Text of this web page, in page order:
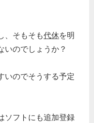
、そもそも代休を明
いのでしょうか？
いのでそうする予定
ソフトにも追加登録